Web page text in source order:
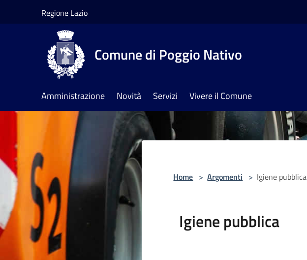
Regione Lazio
Comune di Poggio Nativo
Amministrazione Novità Servizi Vivere il Comune
Home > Argomenti > Igiene pubblica
Igiene pubblica